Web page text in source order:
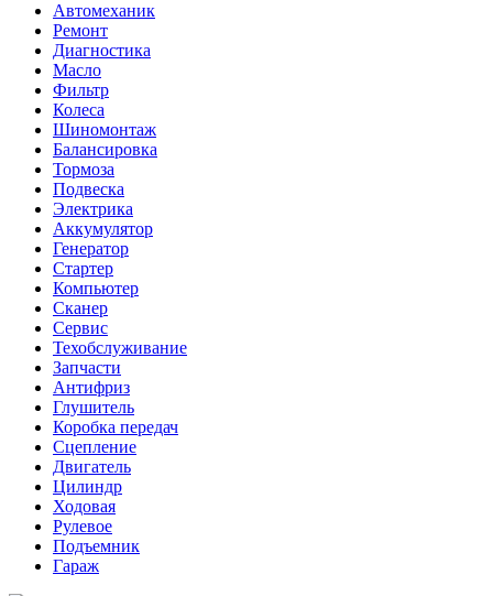
Автомеханик
Ремонт
Диагностика
Масло
Фильтр
Колеса
Шиномонтаж
Балансировка
Тормоза
Подвеска
Электрика
Аккумулятор
Генератор
Стартер
Компьютер
Сканер
Сервис
Техобслуживание
Запчасти
Антифриз
Глушитель
Коробка передач
Сцепление
Двигатель
Цилиндр
Ходовая
Рулевое
Подъемник
Гараж